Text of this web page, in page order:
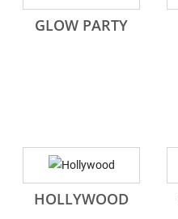
GLOW PARTY
HOLLYWOOD